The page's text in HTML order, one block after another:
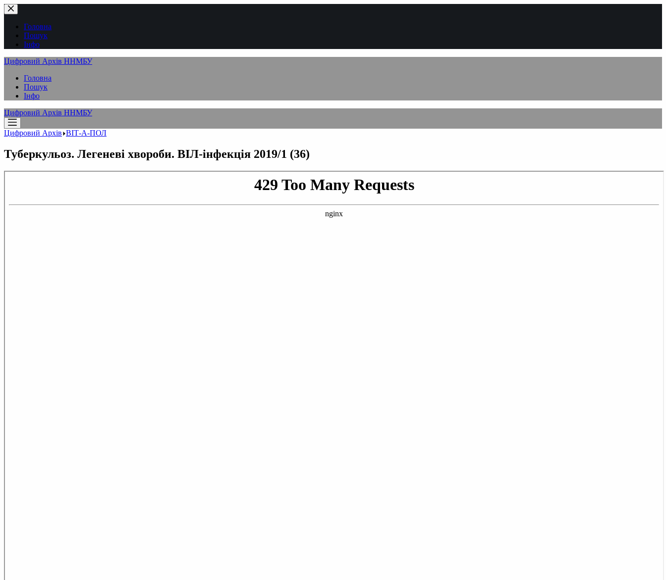
Перейти
до
вмістуГоловна
Пошук
Інфо
Цифровий Архів ННМБУ
Головна
Пошук
Інфо
Цифровий Архів ННМБУ
Цифровий Архів ВІТ-А-ПОЛ
Туберкульоз. Легеневі хвороби. ВІЛ-інфекція 2019/1 (36)